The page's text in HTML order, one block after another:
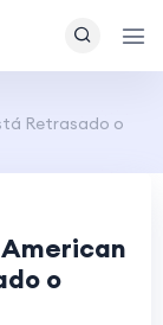
Retrasado o
o